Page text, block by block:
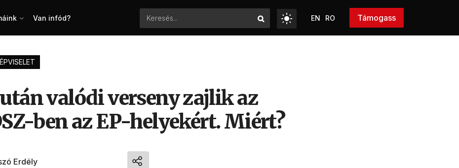
Van infód? EN RO Támogass
után valódi verseny zajlik az
ben az EP-helyekért. Miért?
Erdély